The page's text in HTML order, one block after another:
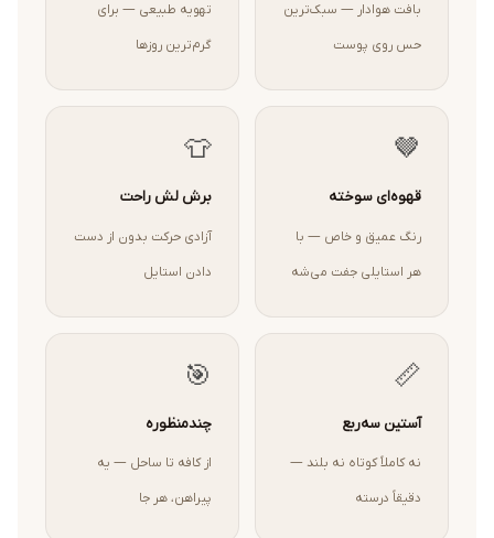
بافت هوادار — سبک‌ترین
حس روی پوست
تهویه طبیعی — برای
گرم‌ترین روزها
🤎
قهوه‌ای سوخته
رنگ عمیق و خاص — با
هر استایلی جفت می‌شه
👕
برش لش راحت
آزادی حرکت بدون از دست
دادن استایل
📏
آستین سه‌ربع
نه کاملاً کوتاه نه بلند —
دقیقاً درسته
🎯
چندمنظوره
از کافه تا ساحل — یه
پیراهن، هر جا